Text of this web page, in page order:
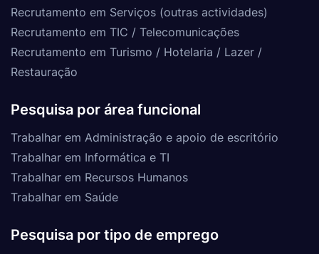
Recrutamento em Serviços (outras actividades)
Recrutamento em TIC / Telecomunicações
Recrutamento em Turismo / Hotelaria / Lazer /
Restauração
Pesquisa por área funcional
Trabalhar em Administração e apoio de escritório
Trabalhar em Informática e TI
Trabalhar em Recursos Humanos
Trabalhar em Saúde
Pesquisa por tipo de emprego